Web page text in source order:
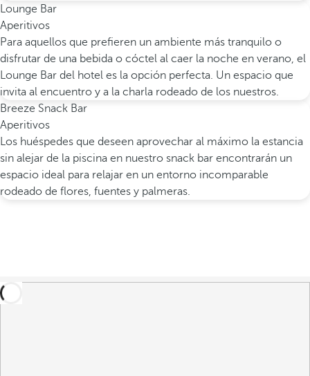
Lounge Bar
Aperitivos
Para aquellos que prefieren un ambiente más tranquilo o
disfrutar de una bebida o cóctel al caer la noche en verano, el
Lounge Bar del hotel es la opción perfecta. Un espacio que
invita al encuentro y a la charla rodeado de los nuestros.
Breeze Snack Bar
Aperitivos
Los huéspedes que deseen aprovechar al máximo la estancia
sin alejar de la piscina en nuestro snack bar encontrarán un
espacio ideal para relajar en un entorno incomparable
rodeado de flores, fuentes y palmeras.